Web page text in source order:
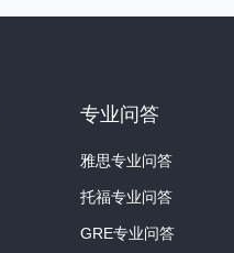
专业问答
雅思专业问答
托福专业问答
GRE专业问答